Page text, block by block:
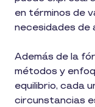
en términos de
necesidades de
Además de la
métodos y
equilibrio, cada
circunstancias